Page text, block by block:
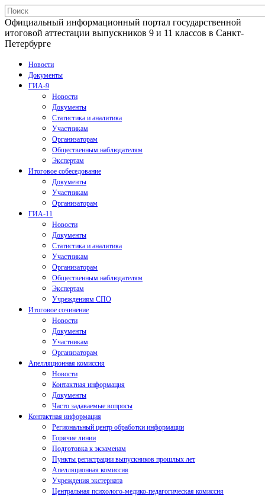
Официальный информационный портал государственной
итоговой аттестации выпускников 9 и 11 классов в Санкт-
Петербурге
Новости
Документы
ГИА-9
Новости
Документы
Статистика и аналитика
Участникам
Организаторам
Общественным наблюдателям
Экспертам
Итоговое собеседование
Документы
Участникам
Организаторам
ГИА-11
Новости
Документы
Статистика и аналитика
Участникам
Организаторам
Общественным наблюдателям
Экспертам
Учреждениям СПО
Итоговое сочинение
Новости
Документы
Участникам
Организаторам
Апелляционная комиссия
Новости
Контактная информация
Документы
Часто задаваемые вопросы
Контактная информация
Региональный центр обработки информации
Горячие линии
Подготовка к экзаменам
Пункты регистрации выпускников прошлых лет
Апелляционная комиссия
Учреждения экстерната
Центральная психолого-медико-педагогическая комиссия